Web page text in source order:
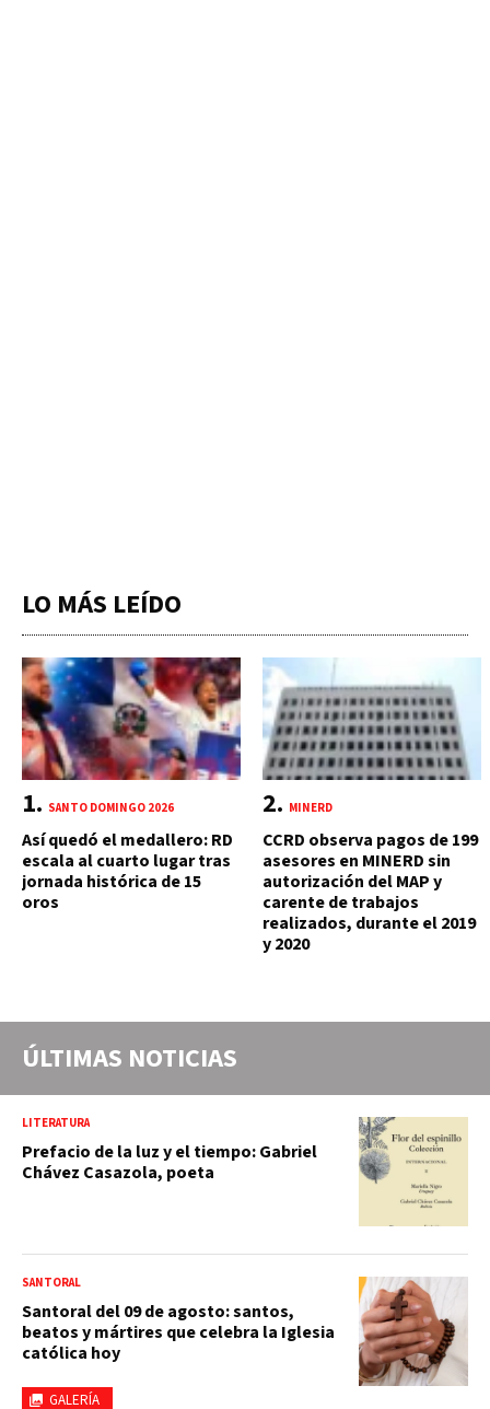
LO MÁS LEÍDO
SANTO DOMINGO 2026
Así quedó el medallero: RD
escala al cuarto lugar tras
jornada histórica de 15
oros
MINERD
CCRD observa pagos de 199
asesores en MINERD sin
autorización del MAP y
carente de trabajos
realizados, durante el 2019
y 2020
ÚLTIMAS NOTICIAS
LITERATURA
Prefacio de la luz y el tiempo: Gabriel
Chávez Casazola, poeta
GALERÍA
SANTORAL
Santoral del 09 de agosto: santos,
beatos y mártires que celebra la Iglesia
católica hoy